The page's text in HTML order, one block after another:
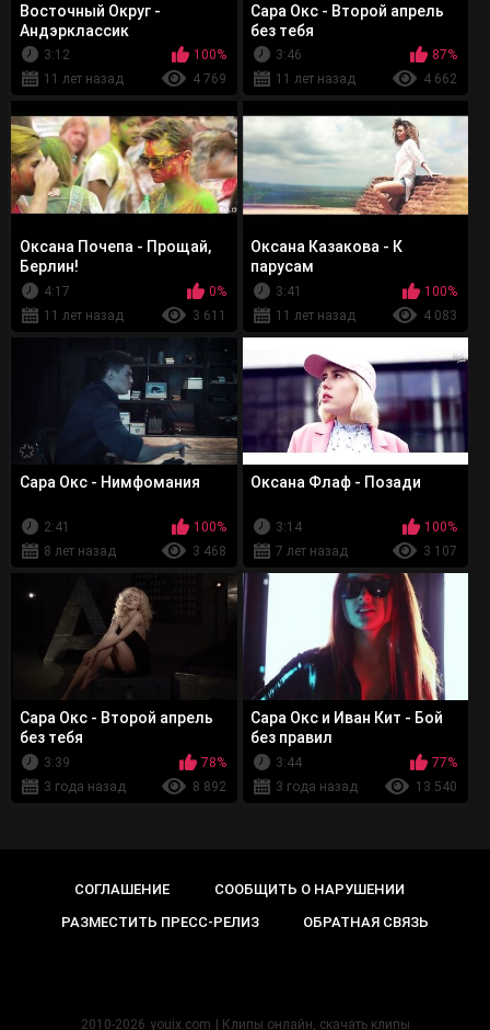
Восточный Округ -
Андэрклассик
3:12
100%
11 лет назад
4 769
Сара Окс - Второй апрель
без тебя
3:46
87%
11 лет назад
4 662
Оксана Почепа - Прощай,
Берлин!
4:17
0%
11 лет назад
3 611
Оксана Казакова - К
парусам
3:41
100%
11 лет назад
4 083
Сара Окс - Нимфомания
2:41
100%
8 лет назад
3 468
Оксана Флаф - Позади
3:14
100%
7 лет назад
3 107
Сара Окс - Второй апрель
без тебя
3:39
78%
3 года назад
8 892
Сара Окс и Иван Кит - Бой
без правил
3:44
77%
3 года назад
13 540
СОГЛАШЕНИЕ
СООБЩИТЬ О НАРУШЕНИИ
РАЗМЕСТИТЬ ПРЕСС-РЕЛИЗ
ОБРАТНАЯ СВЯЗЬ
2010-2026 youix.com | Клипы онлайн, cкачать клипы